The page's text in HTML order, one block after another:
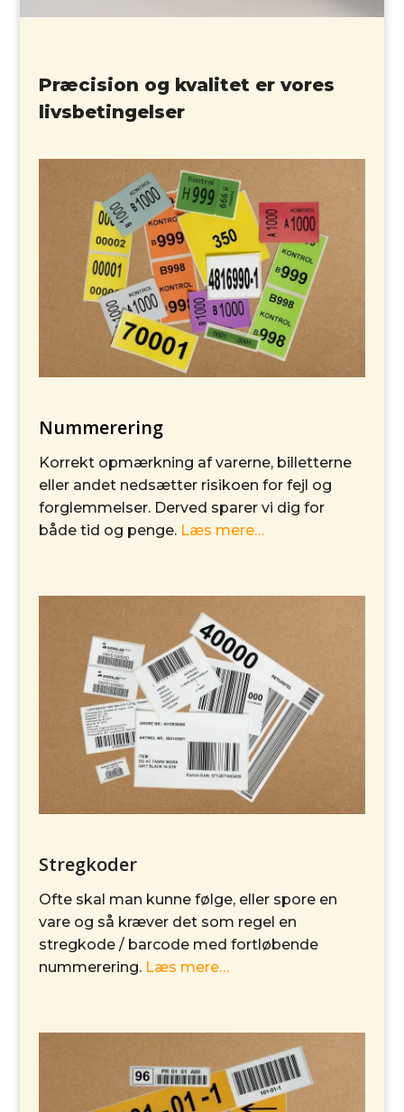
Præcision og kvalitet er vores
livsbetingelser
Nummerering
Korrekt opmærkning af varerne, billetterne
eller andet nedsætter risikoen for fejl og
forglemmelser. Derved sparer vi dig for
både tid og penge. Læs mere…
Stregkoder
Ofte skal man kunne følge, eller spore en
vare og så kræver det som regel en
stregkode / barcode med fortløbende
nummerering. Læs mere…